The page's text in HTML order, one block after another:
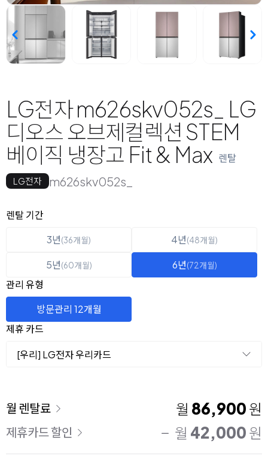
LG전자 m626skv052s_ LG
디오스 오브제컬렉션 STEM
베이직 냉장고 Fit & Max 렌탈
LG전자 m626skv052s_
옵션 선택
렌탈 선택
렌탈 기간
3년(36개월) 4년(48개월)
5년(60개월) 6년(72개월)
관리 유형
방문관리 12개월
제휴 카드
[우리] LG전자 우리카드
이용 요금
월 렌탈료 월 86,900 원
제휴카드 할인 월 42,000 원